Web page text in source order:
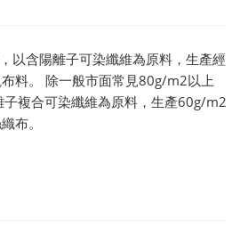
以含陽離子可染纖維為原料，生產經
料。 除一般市面常見80g/m2以上
複合可染纖維為原料，生產60g/m2
布。